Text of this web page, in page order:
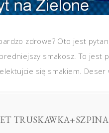
zdrowe? Oto jest
smakosz. To jest
się smakiem. Deser